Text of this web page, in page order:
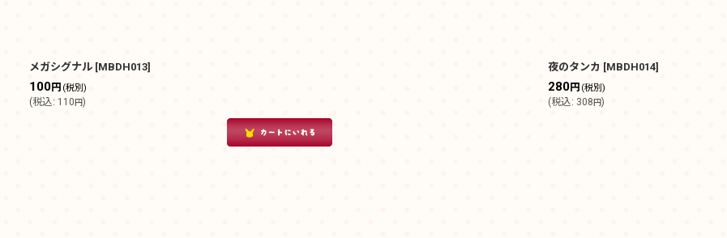
メガシグナル [MBDH013]
100円 (税別)
(税込: 110円)
夜のタンカ [MBDH014]
280円 (税別)
(税込: 308円)